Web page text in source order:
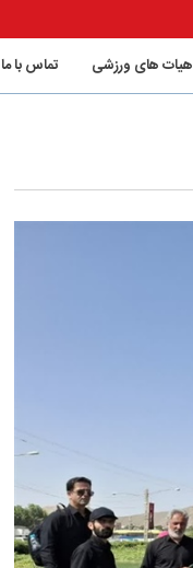
هیات های ورزشی تماس با ما